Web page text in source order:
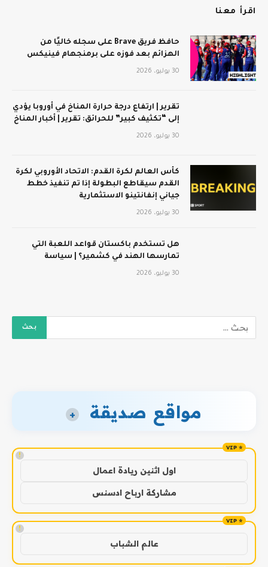
اقرأ معنا
حافظ فريق Brave على سجله خاليًا من
الهزائم بعد فوزه على برمنجهام فينيكس
30 يوليو، 2026
تقرير | ارتفاع درجة حرارة المناخ في أوروبا يؤدي
إلى “تكثيف كبير” للحرائق: تقرير | أخبار المناخ
30 يوليو، 2026
كأس العالم لكرة القدم: الاتحاد الأوروبي لكرة
القدم سيقاطع البطولة إذا تم تنفيذ خطط
جياني إنفانتينو الاستثمارية
30 يوليو، 2026
هل تستخدم باكستان قواعد اللعبة التي
تمارسها الهند في كشمير؟ | سياسة
30 يوليو، 2026
مواقع صديقة +
!
اول اثنين ريادة اعمال
مشاركة ارباح ادسنس
!
عالم الشباب